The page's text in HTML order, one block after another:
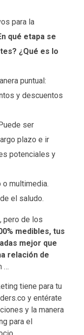
para la
qué etapa se
¿Qué es lo
puntual:
y descuentos
ser
plazo e ir
potenciales y
multimedia.
el saludo.
pero de los
medibles, tus
mejor que
relación de
…
tiene para tu
y entérate
y la manera
para el